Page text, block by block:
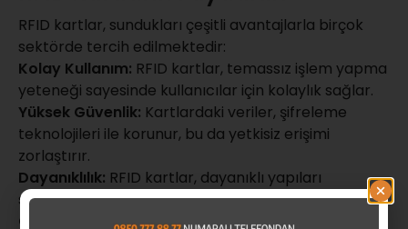
RFID kartlar, sundukları çeşitli avantajlarla birçok
sektörde tercih edilmektedir:
Kolay Kullanım: RFID kartlar, temassız işlem yapma
yeteneği sayesinde kullanıcılar için kolaylık sağlar.
Yüksek Güvenlik: Kartlardaki veriler, şifreleme
teknolojileri ile korunur, bu da yetkisiz erişimi
zorlaştırır.
Dayanıklılık: RFID kartlar, dayanıklı yapıları
sayesinde uzun süreli kullanım imkânı sunar.
Çok Yönlülük:Farklı sektörlerdeki çeşitli